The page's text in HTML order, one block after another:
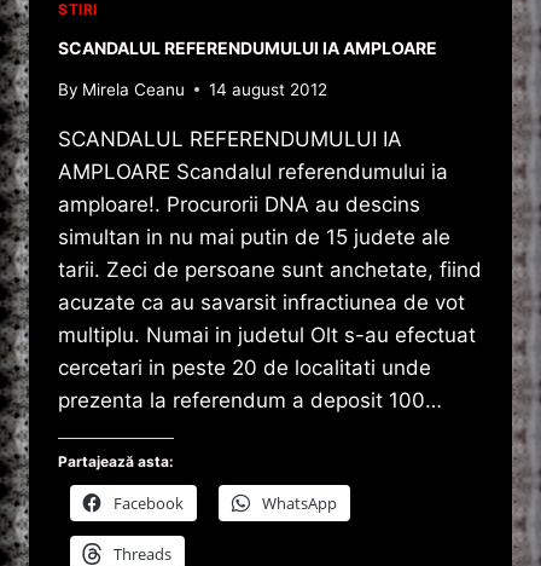
STIRI
SCANDALUL REFERENDUMULUI IA AMPLOARE
By Mirela Ceanu 14 august 2012
SCANDALUL REFERENDUMULUI IA
AMPLOARE Scandalul referendumului ia
amploare!. Procurorii DNA au descins
simultan in nu mai putin de 15 judete ale
tarii. Zeci de persoane sunt anchetate, fiind
acuzate ca au savarsit infractiunea de vot
multiplu. Numai in judetul Olt s-au efectuat
cercetari in peste 20 de localitati unde
prezenta la referendum a deposit 100…
Partajează asta:
Facebook WhatsApp
Threads